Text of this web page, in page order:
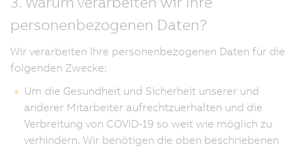
personenbezogenen Daten?
Wir verarbeiten Ihre personenbezogenen Daten für die
folgenden Zwecke:
Um die Gesundheit und Sicherheit unserer und
anderer Mitarbeiter aufrechtzuerhalten und die
Verbreitung von COVID-19 so weit wie möglich zu
verhindern. Wir benötigen die oben beschriebenen